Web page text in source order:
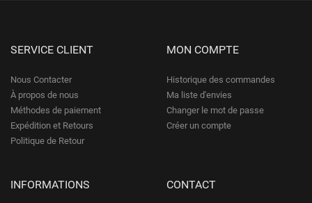
SERVICE CLIENT
Nous Contacter
À propos de nous
Méthodes de paiement
Expédition et Retours
Politique de Retour
MON COMPTE
Historique des commandes
Ma liste d'envies
Changer le mot de passe
Créer un compte
INFORMATIONS CONTACT